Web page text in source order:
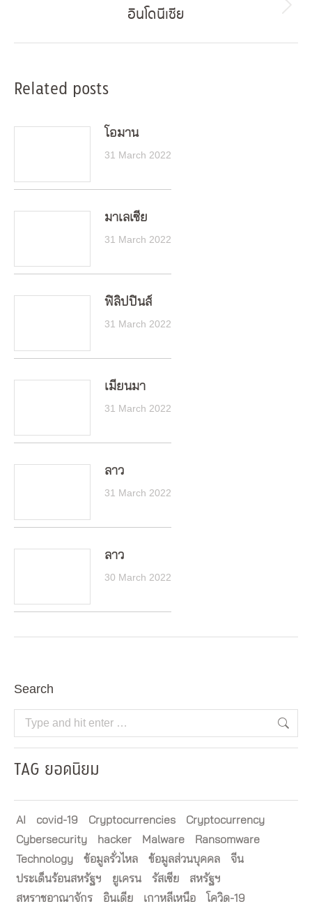
Next
อินโดนีเซีย
Related posts
โอมาน
31 March 2022
มาเลเซีย
31 March 2022
ฟิลิปปินส์
31 March 2022
เมียนมา
31 March 2022
ลาว
31 March 2022
ลาว
30 March 2022
Search
Search:
TAG ยอดนิยม
AI covid-19 Cryptocurrencies
Cryptocurrency
Cybersecurity
hacker Malware
Ransomware
Technology
ข้อมูลรั่วไหล ข้อมูลส่วนบุคคล
จีน
ประเด็นร้อนสหรัฐฯ
ยูเครน รัสเซีย
สหรัฐฯ
สหราชอาณาจักร
อินเดีย เกาหลีเหนือ โควิด-19